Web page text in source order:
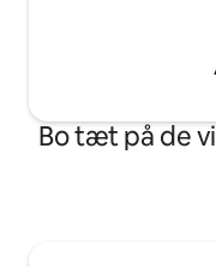
Bo tæt på de